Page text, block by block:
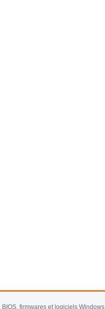
BIOS, firmwares et logiciels Windows